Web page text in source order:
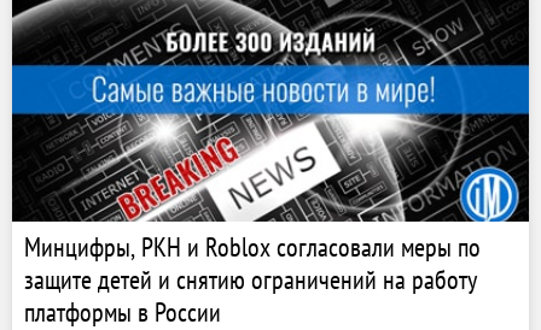
Минцифры, РКН и Roblox согласовали меры по
защите детей и снятию ограничений на работу
платформы в России